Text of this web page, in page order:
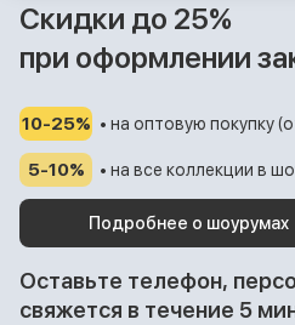
Скидки до 25%
при оформлении
10-25% • на оптовую покупку
5-10% • на все коллекции в
Подробнее о шоурумах
Оставьте телефон,
свяжется в течение 5